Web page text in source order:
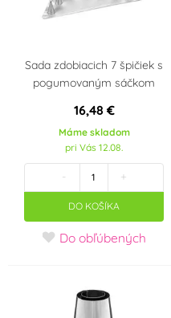
Sada zdobiacich 7 špičiek s
pogumovaným sáčkom
16,48 €
Máme skladom
pri Vás 12.08.
- +
DO KOŠÍKA
Do obľúbených